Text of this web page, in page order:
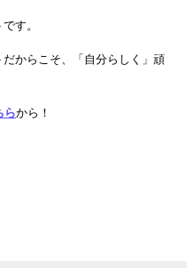
す。
からこそ、「自分らしく」頑
らから！